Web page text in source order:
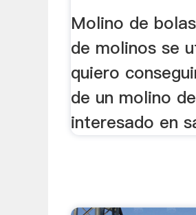
Molino de
de molinos se
quiero
de un molino
interesado en